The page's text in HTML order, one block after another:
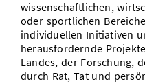
wissenschaftlichen,
oder sportlichen
individuellen Initiativen
herausfordernde
Landes, der Forschung,
durch Rat, Tat und